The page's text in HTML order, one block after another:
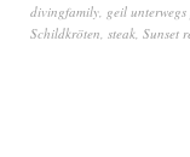
divingfamily geil
Schildkröten steak Sunset